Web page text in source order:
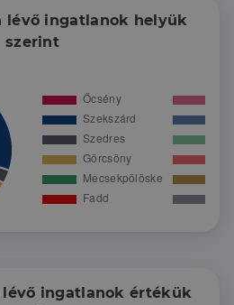
tudtam adni nem csak
ügyében is. Mert ez az én
szeretettel, élettel
ingatlan ügyekben!
lévő ingatlanok helyük
szerint
ingatlanok értékük